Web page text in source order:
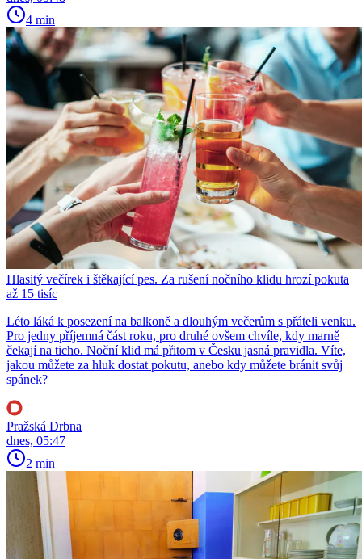
4 min
Hlasitý večírek i štěkající pes. Za rušení nočního klidu hrozí pokuta
až 15 tisíc
Léto láká k posezení na balkoně a dlouhým večerům s přáteli venku.
Pro jedny příjemná část roku, pro druhé ovšem chvíle, kdy marně
čekají na ticho. Noční klid má přitom v Česku jasná pravidla. Víte,
jakou můžete za hluk dostat pokutu, anebo kdy můžete bránit svůj
spánek?
Pražská Drbna
dnes, 05:47
2 min